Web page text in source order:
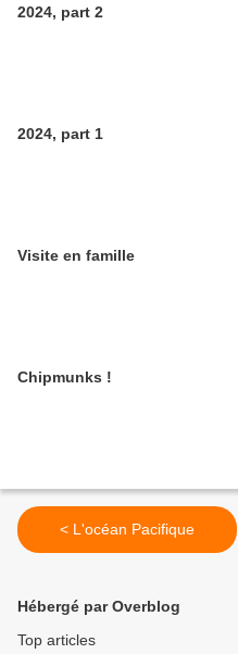
2024, part 2
2024, part 1
Visite en famille
Chipmunks !
< L'océan Pacifique
Hébergé par Overblog
Top articles